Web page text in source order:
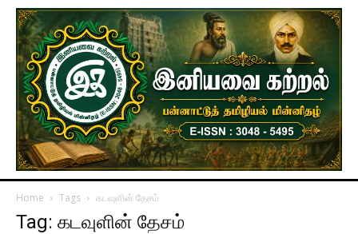
Home Tags கடவுளின் தேசம்
Tag: கடவுளின் தேசம்